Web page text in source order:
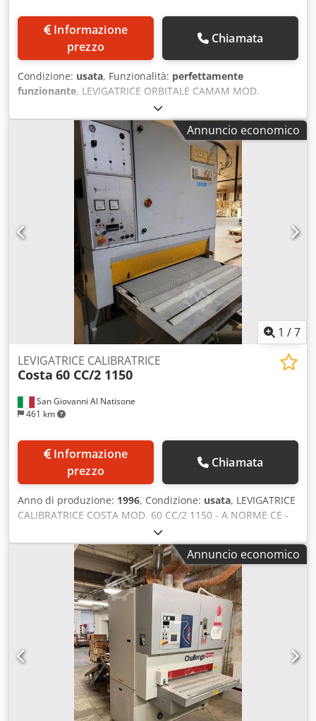
prezzo
Chiamata
Condizione: usata, Funzionalità: perfettamente
funzionante, LEVIGATRICE ORBITALE CAMAM MOD.
LEC200/AV - Con avanzamenti - Volt. 380/50 Chedpfxsx Rn
Tgo Aaxja
Annuncio economico
1 /7
San Giovanni Al Natisone
461 km
LEVIGATRICE CALIBRATRICE
Costa 60 CC/2 1150
prezzo
Chiamata
Anno di produzione: 1996, Condizione: usata, LEVIGATRICE
CALIBRATRICE COSTA MOD. 60 CC/2 1150 - A NORME CE -
USATA - larghezza di lavoro mm. 1150 Cedpjimtblefx
Aaxeha - rullo rullo - velocità del tappeto regolabile - volt.
380/50 - matr. 951121/DR3 - anno 1996Annuncio economico